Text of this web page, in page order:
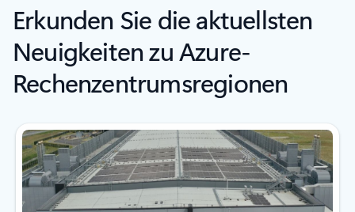
Erkunden Sie die aktuellsten
Neuigkeiten zu Azure-
Rechenzentrumsregionen